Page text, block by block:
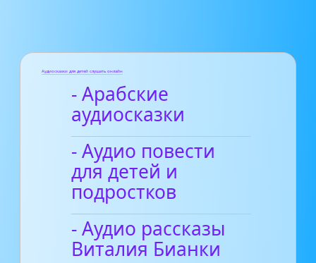
Аудиосказки для детей слушать онлайн
- Арабские
аудиосказки
- Аудио повести
для детей и
подростков
- Аудио рассказы
Виталия Бианки